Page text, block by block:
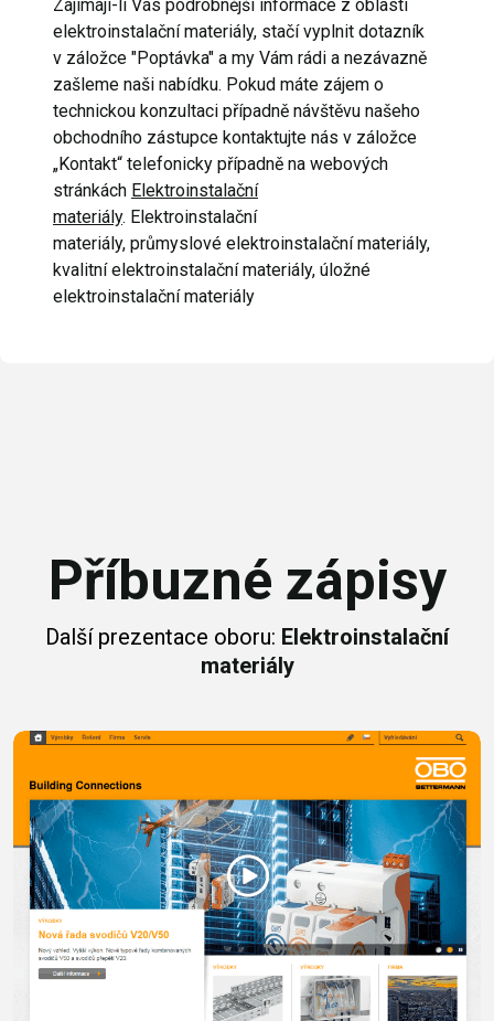
Zajímají-li Vás podrobnější informace z oblasti
elektroinstalační materiály, stačí vyplnit dotazník
v záložce "Poptávka" a my Vám rádi a nezávazně
zašleme naši nabídku. Pokud máte zájem o
technickou konzultaci případně návštěvu našeho
obchodního zástupce kontaktujte nás v záložce
„Kontakt“ telefonicky případně na webových
stránkách Elektroinstalační
materiály. Elektroinstalační
materiály, průmyslové elektroinstalační materiály,
kvalitní elektroinstalační materiály, úložné
elektroinstalační materiály
Příbuzné zápisy
Další prezentace oboru: Elektroinstalační
materiály